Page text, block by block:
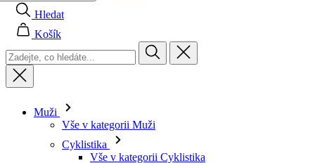
Hledat
Košík
Muži
Vše v kategorii Muži
Cyklistika
Vše v kategorii Cyklistika